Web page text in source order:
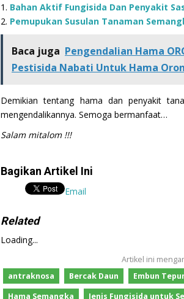
1. Bahan Aktif Fungisida Dan Penyakit
2. Pemupukan Susulan Tanaman
Baca juga Pengendalian Hama
Pestisida Nabati Untuk Hama
Demikian tentang hama dan penyakit
mengendalikannya. Semoga bermanfaat…
Salam mitalom !!!
Bagikan Artikel Ini
Email
Related
Loading...
Artikel ini
antraknosa
Bercak Daun Embun
Hama Semangka
Jenis Fungisida untuk